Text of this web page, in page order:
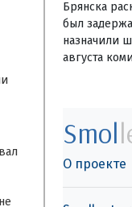
Брянска
был
назначили
августа
Smol
О проекте